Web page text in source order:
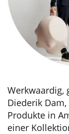
Werkwaardig,
Diederik
Produkte in
einer